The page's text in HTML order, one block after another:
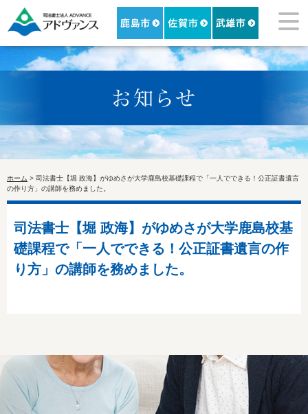
ホーム > 司法書士【堀 政海】がゆめさが大学鹿島校基礎課程で「一人でできる！公正証書遺言
の作り方」の講師を務めました。
司法書士【堀 政海】がゆめさが大学鹿島校基
礎課程で「一人でできる！公正証書遺言の作
り方」の講師を務めました。